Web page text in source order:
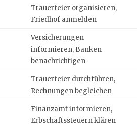
Trauerfeier organisieren,
Friedhof anmelden
Versicherungen
informieren, Banken
benachrichtigen
Trauerfeier durchführen,
Rechnungen begleichen
Finanzamt informieren,
Erbschaftssteuern klären